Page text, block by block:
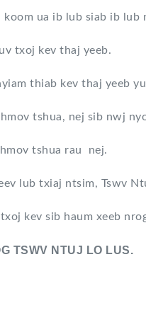
koom ua ib lub siab ib lub
txoj kev thaj yeeb.
thiab kev thaj yeeb
tshua, nej sib nwj
tshua rau nej.
lub txiaj ntsim, Tswv
kev sib haum xeeb
NTUJ LO LUS.